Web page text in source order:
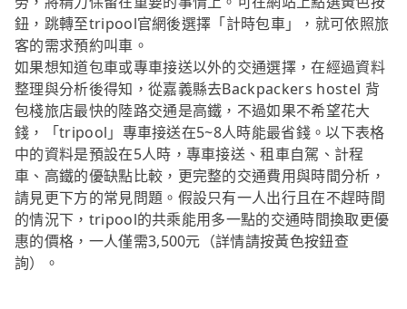
鈕，跳轉至tripool官網後選擇「計時包車」，就可依照旅
客的需求預約叫車。
如果想知道包車或專車接送以外的交通選擇，在經過資料
整理與分析後得知，從嘉義縣去Backpackers hostel 背
包棧旅店最快的陸路交通是高鐵，不過如果不希望花大
錢，「tripool」專車接送在5~8人時能最省錢。以下表格
中的資料是預設在5人時，專車接送、租車自駕、計程
車、高鐵的優缺點比較，更完整的交通費用與時間分析，
請見更下方的常見問題。假設只有一人出行且在不趕時間
的情況下，tripool的共乘能用多一點的交通時間換取更優
惠的價格，一人僅需3,500元（詳情請按黃色按鈕查
詢）。